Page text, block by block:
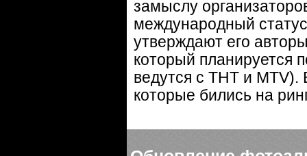
замыслу
международный
утверждают его
который планируется
ведутся с ТНТ и MTV).
которые бились на